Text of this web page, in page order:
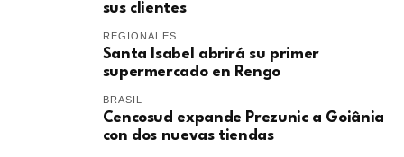
sus clientes
REGIONALES
Santa Isabel abrirá su primer
supermercado en Rengo
BRASIL
Cencosud expande Prezunic a Goiânia
con dos nuevas tiendas